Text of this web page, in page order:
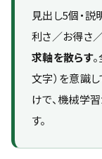
見出し5個・説
利さ／お得さ
求軸を散らす
文字）を意識
けで、機械学
す。